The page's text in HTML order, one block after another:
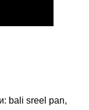
bali sreel pan,